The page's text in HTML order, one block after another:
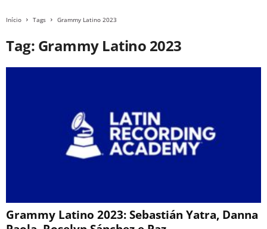
Início Tags Grammy Latino 2023
Tag: Grammy Latino 2023
Grammy Latino 2023: Sebastián Yatra, Danna